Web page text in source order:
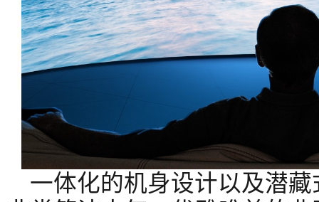
一体化的机身设计以及潜